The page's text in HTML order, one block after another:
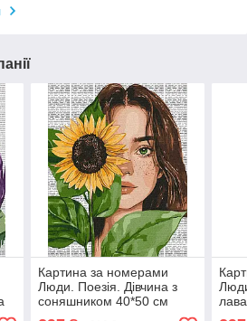
Картина за номерами
Люди. Поезія. Дівчина з
соняшником 40*50 см